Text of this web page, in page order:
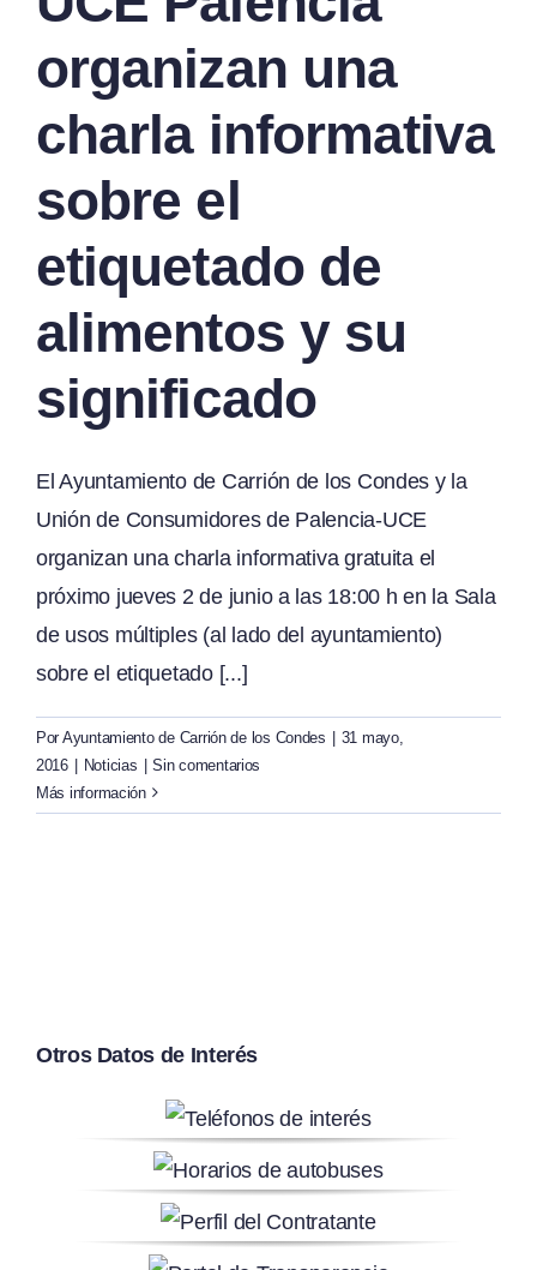
organizan una
charla informativa
sobre el
etiquetado de
alimentos y su
significado
El Ayuntamiento de Carrión de los Condes y la
Unión de Consumidores de Palencia-UCE
organizan una charla informativa gratuita el
próximo jueves 2 de junio a las 18:00 h en la Sala
de usos múltiples (al lado del ayuntamiento)
sobre el etiquetado [...]
Por Ayuntamiento de Carrión de los Condes
31 mayo,
2016
Noticias
Sin comentarios
Más información
Otros Datos de Interés